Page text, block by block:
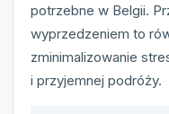
potrzebne w Belgii.
wyprzedzeniem to
zminimalizowanie
i przyjemnej podróży.